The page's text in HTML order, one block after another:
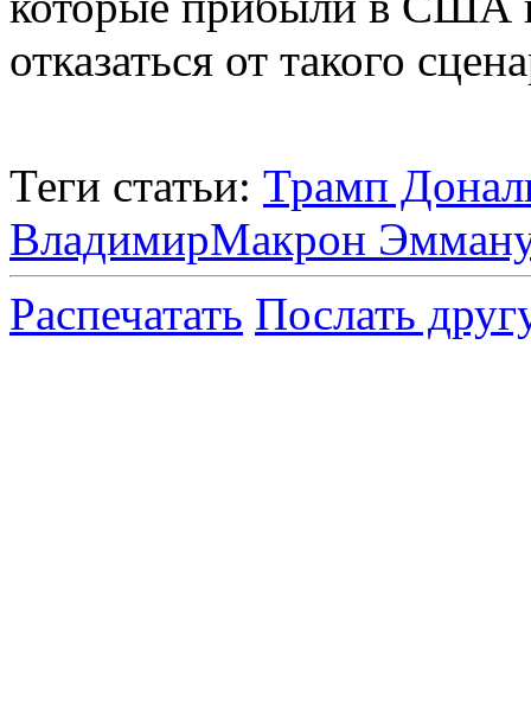
отказаться от такого
Теги статьи: Трамп
ВладимирМакрон
Распечатать Послать